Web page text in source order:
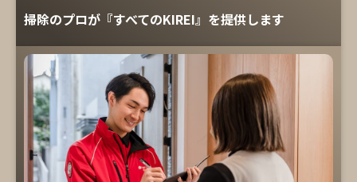
掃除のプロが『すべてのKIREI』を提供します